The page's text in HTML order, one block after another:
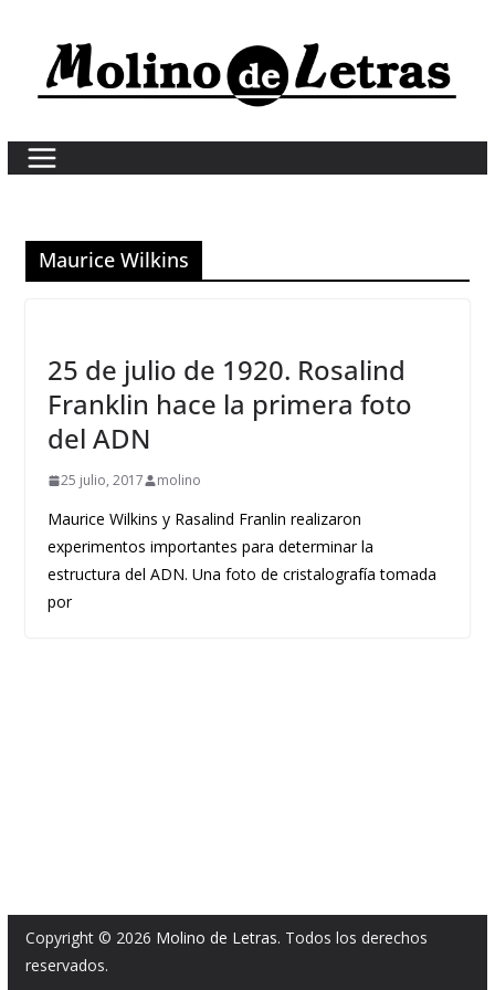
content
Maurice Wilkins
25 de julio de 1920. Rosalind
Franklin hace la primera foto
del ADN
25 julio, 2017 molino
Maurice Wilkins y Rasalind Franlin realizaron
experimentos importantes para determinar la
estructura del ADN. Una foto de cristalografía tomada
por
Copyright © 2026 Molino de Letras. Todos los derechos
reservados.